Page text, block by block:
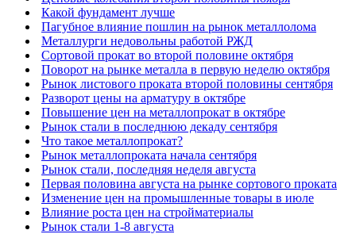
Какой фундамент лучше
Пагубное влияние пошлин на рынок металлолома
Металлурги недовольны работой РЖД
Сортовой прокат во второй половине октября
Поворот на рынке металла в первую неделю октября
Рынок листового проката второй половины сентября
Разворот цены на арматуру в октябре
Повышение цен на металлопрокат в октябре
Рынок стали в последнюю декаду сентября
Что такое металлопрокат?
Рынок металлопроката начала сентября
Рынок стали, последняя неделя августа
Первая половина августа на рынке сортового проката
Изменение цен на промышленные товары в июле
Влияние роста цен на стройматериалы
Рынок стали 1-8 августа